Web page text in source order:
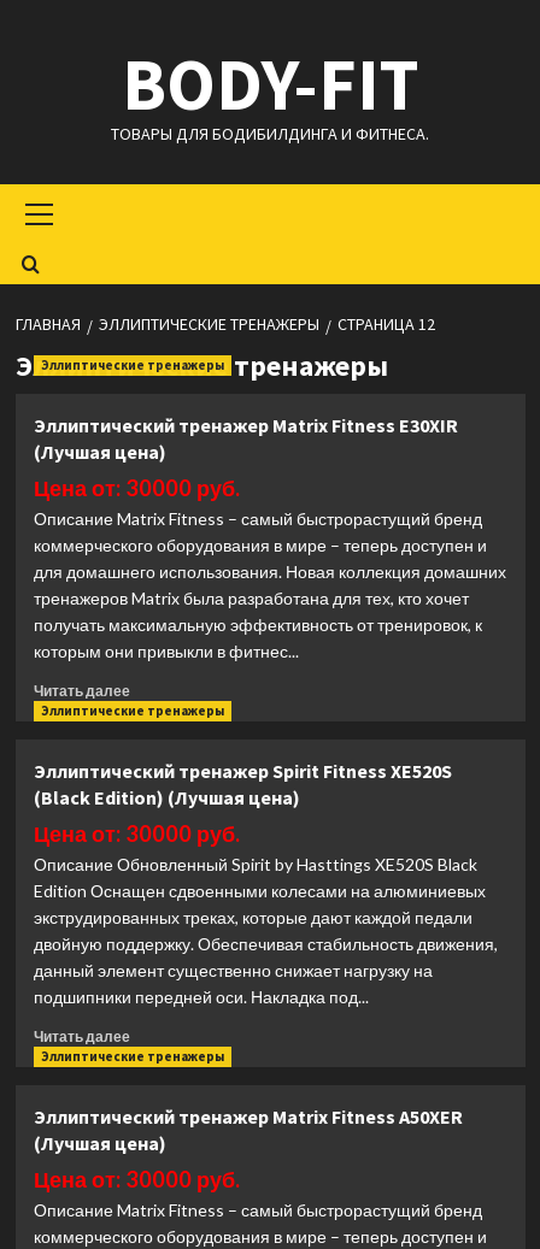
BODY-FIT
ТОВАРЫ ДЛЯ БОДИБИЛДИНГА И ФИТНЕСА.
меню
ГЛАВНАЯ ЭЛЛИПТИЧЕСКИЕ ТРЕНАЖЕРЫ СТРАНИЦА 12
Эллиптические тренажеры
Эллиптические тренажеры
Эллиптический тренажер Matrix Fitness E30XIR
(Лучшая цена)
Цена от: 30000 руб.
Описание Matrix Fitness – самый быстрорастущий бренд
коммерческого оборудования в мире – теперь доступен и
для домашнего использования. Новая коллекция домашних
тренажеров Matrix была разработана для тех, кто хочет
получать максимальную эффективность от тренировок, к
которым они привыкли в фитнес...
Читать далееПрочитать
больше
тренажер
Matrix
Fitness
E30XIR
(Лучшая
цена)
Эллиптические тренажеры
Эллиптический тренажер Spirit Fitness XE520S
(Black Edition) (Лучшая цена)
Цена от: 30000 руб.
Описание Обновленный Spirit by Hasttings XE520S Black
Edition Оснащен сдвоенными колесами на алюминиевых
экструдированных треках, которые дают каждой педали
двойную поддержку. Обеспечивая стабильность движения,
данный элемент существенно снижает нагрузку на
подшипники передней оси. Накладка под...
Читать далееПрочитать
больше
тренажер
Spirit
Fitness
XE520S
(Black
Edition)
Эллиптические тренажеры
Эллиптический тренажер Matrix Fitness A50XER
(Лучшая цена)
Цена от: 30000 руб.
Описание Matrix Fitness – самый быстрорастущий бренд
коммерческого оборудования в мире – теперь доступен и